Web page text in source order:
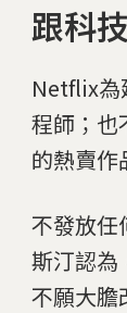
跟科
Netflix為
程師；也
的熱賣作
不發放任
斯汀認為
不願大膽